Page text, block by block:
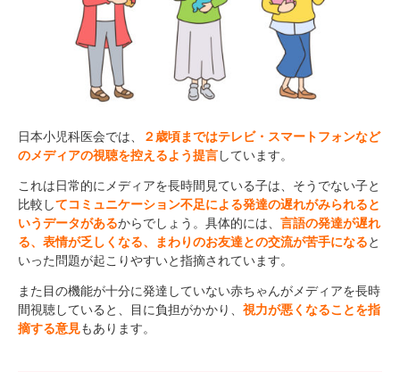
日本小児科医会では、
２歳頃まではテレビ・スマートフォンなど
のメディアの視聴を控えるよう提言しています。
これは日常的にメディアを長時間見ている子は、そうでない子と
比較してコミュニケーション不足による発達の遅れがみられると
いうデータがあるからでしょう。具体的には、 言語の発達が遅れ
る、表情が乏しくなる、まわりのお友達との交流が苦手になると
いった問題が起こりやすいと指摘されています。
また目の機能が十分に発達していない赤ちゃんがメディアを長時
間視聴していると、目に負担がかかり、 視力が悪くなることを指
摘する意見もあります。